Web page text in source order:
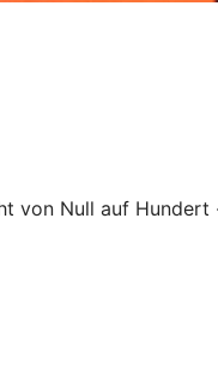
Null auf